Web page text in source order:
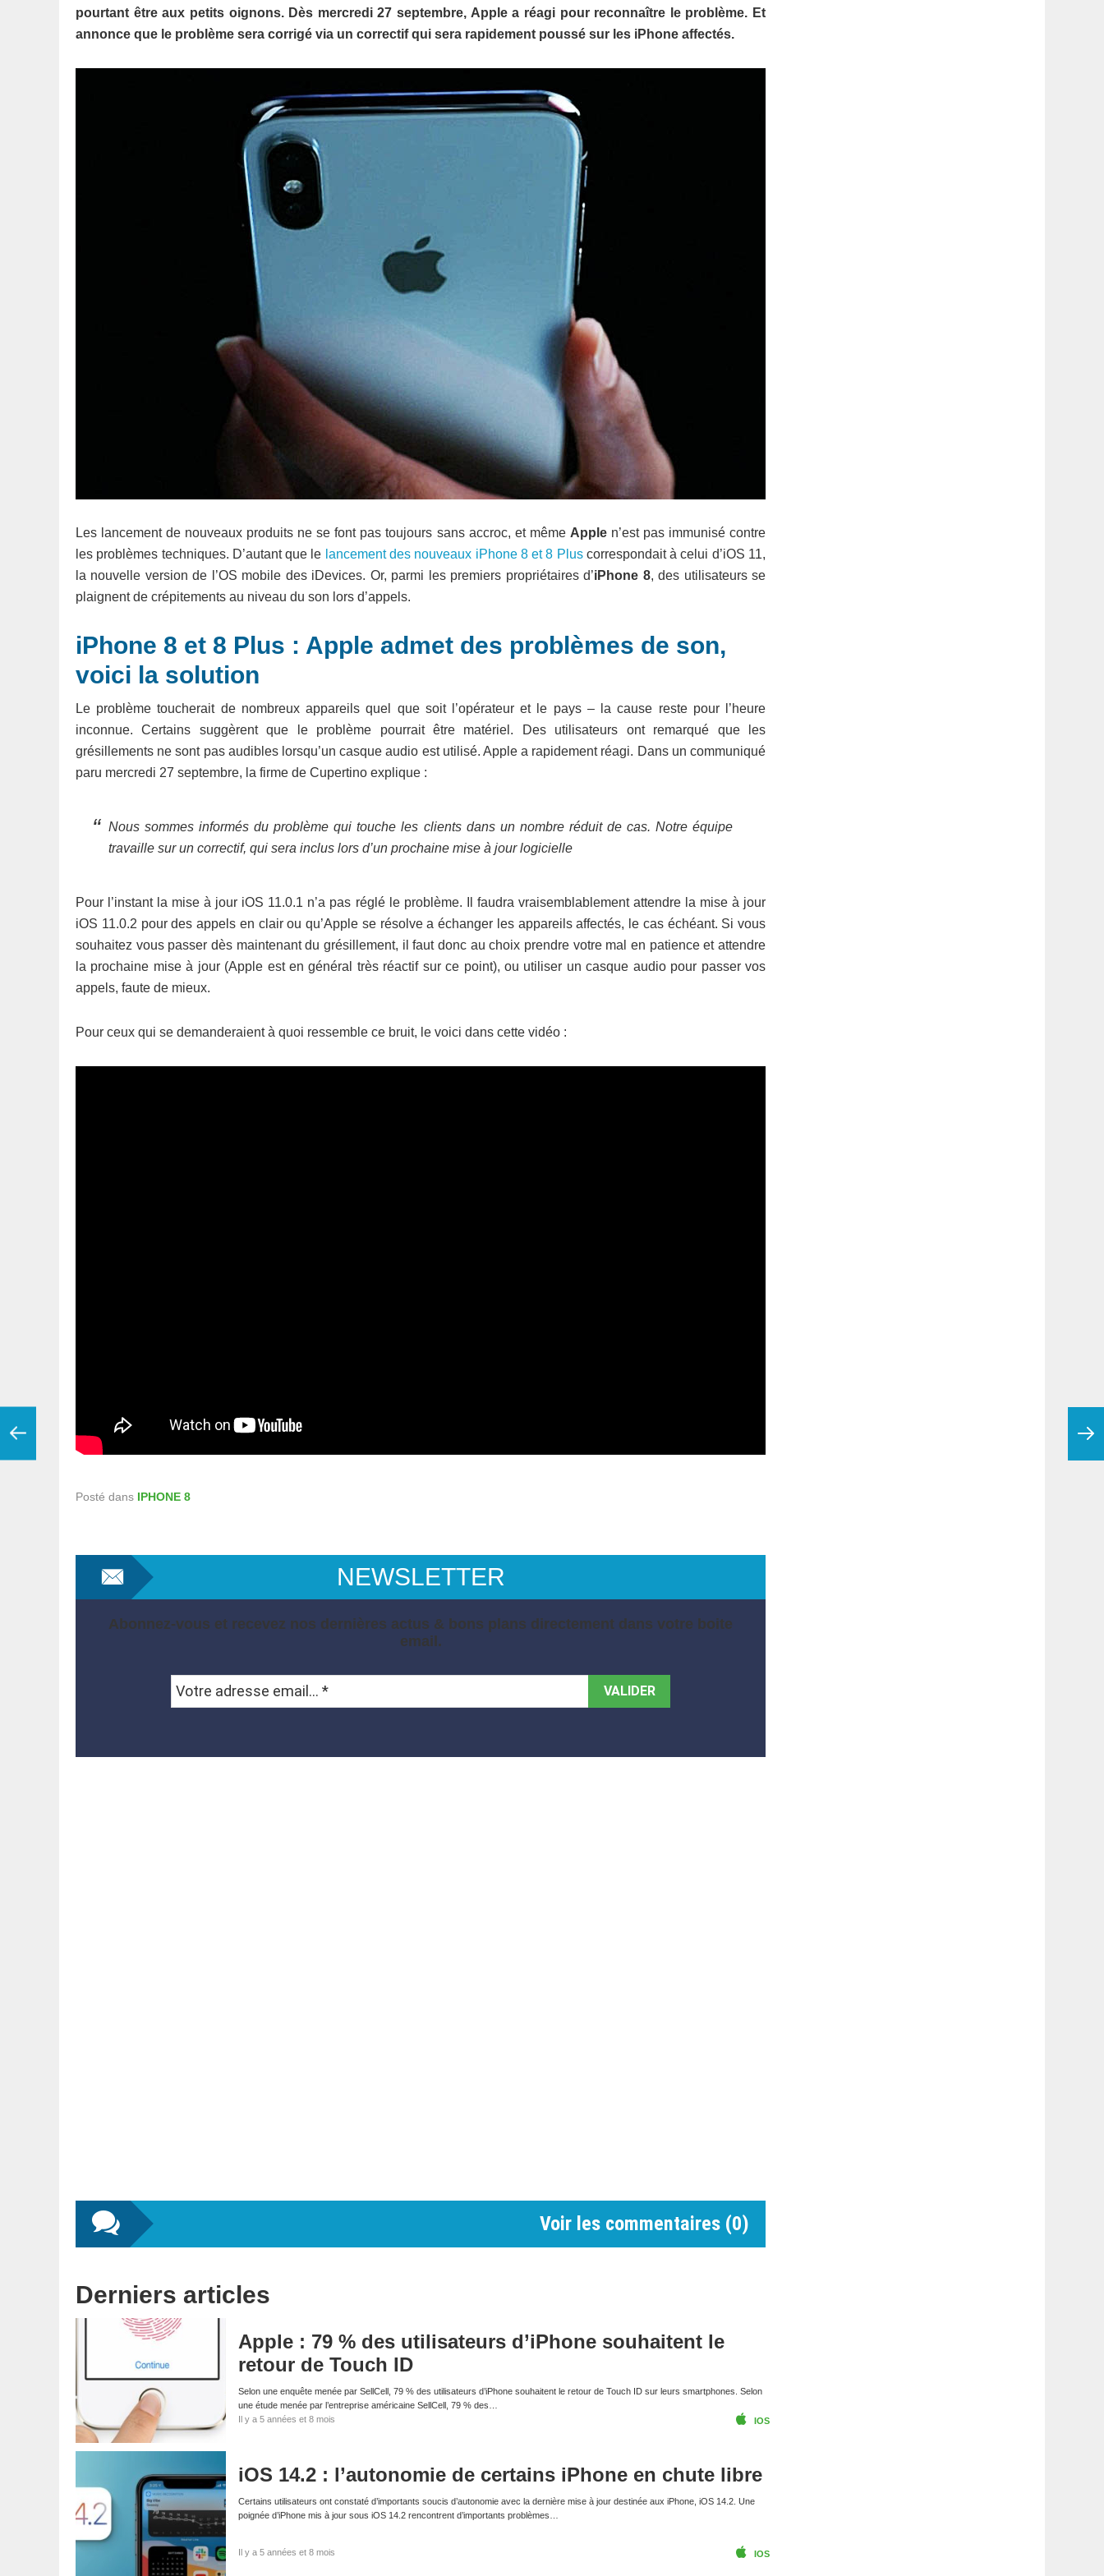
pourtant être aux petits oignons. Dès mercredi 27 septembre, Apple a réagi pour reconnaître le problème. Et
annonce que le problème sera corrigé via un correctif qui sera rapidement poussé sur les iPhone affectés.
Les lancement de nouveaux produits ne se font pas toujours sans accroc, et même Applen’est pas immunisé contre
les problèmes techniques. D’autant que le lancement des nouveaux iPhone 8 et 8 Pluscorrespondait à celui d’iOS 11,
la nouvelle version de l’OS mobile des iDevices. Or, parmi les premiers propriétaires d’iPhone 8, des utilisateurs se
plaignent de crépitements au niveau du son lors d’appels.
iPhone 8 et 8 Plus : Apple admet des problèmes de son,
voici la solution
Le problème toucherait de nombreux appareils quel que soit l’opérateur et le pays – la cause reste pour l’heure
inconnue. Certains suggèrent que le problème pourrait être matériel. Des utilisateurs ont remarqué que les
grésillements ne sont pas audibles lorsqu’un casque audio est utilisé. Apple a rapidement réagi. Dans un communiqué
paru mercredi 27 septembre, la firme de Cupertino explique :
Nous sommes informés du problème qui touche les clients dans un nombre réduit de cas. Notre équipe
travaille sur un correctif, qui sera inclus lors d’un prochaine mise à jour logicielle
Pour l’instant la mise à jour iOS 11.0.1 n’a pas réglé le problème. Il faudra vraisemblablement attendre la mise à jour
iOS 11.0.2 pour des appels en clair ou qu’Apple se résolve a échanger les appareils affectés, le cas échéant. Si vous
souhaitez vous passer dès maintenant du grésillement, il faut donc au choix prendre votre mal en patience et attendre
la prochaine mise à jour (Apple est en général très réactif sur ce point), ou utiliser un casque audio pour passer vos
appels, faute de mieux.
Pour ceux qui se demanderaient à quoi ressemble ce bruit, le voici dans cette vidéo :
Posté dans IPHONE 8
NEWSLETTER
Abonnez-vous et recevez nos dernières actus & bons plans directement dans votre boite
email.
Voir les commentaires (0)
Derniers articles
Apple : 79 % des utilisateurs d’iPhone souhaitent le
retour de Touch ID
Selon une enquête menée par SellCell, 79 % des utilisateurs d’iPhone souhaitent le retour de Touch ID sur leurs smartphones. Selon
une étude menée par l’entreprise américaine SellCell, 79 % des…
Il y a 5 années et 8 mois
IOS
iOS 14.2 : l’autonomie de certains iPhone en chute libre
Certains utilisateurs ont constaté d’importants soucis d’autonomie avec la dernière mise à jour destinée aux iPhone, iOS 14.2. Une
poignée d’iPhone mis à jour sous iOS 14.2 rencontrent d’importants problèmes…
Il y a 5 années et 8 mois IOS